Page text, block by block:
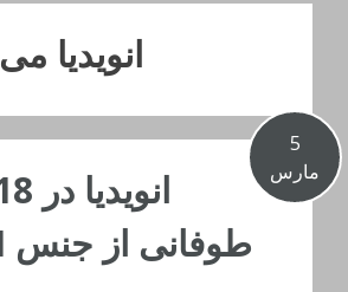
انویدیا می
5
مارس
طوفانی از جنس AI می آید!